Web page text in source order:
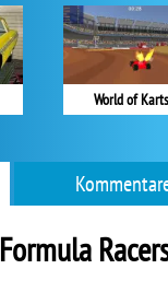
World of Karts
Formula